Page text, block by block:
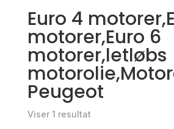
Euro 4
motorer,Euro 6
motorer,letløbs
Peugeot
Viser 1 resultat